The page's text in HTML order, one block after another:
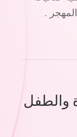
.
والطفل